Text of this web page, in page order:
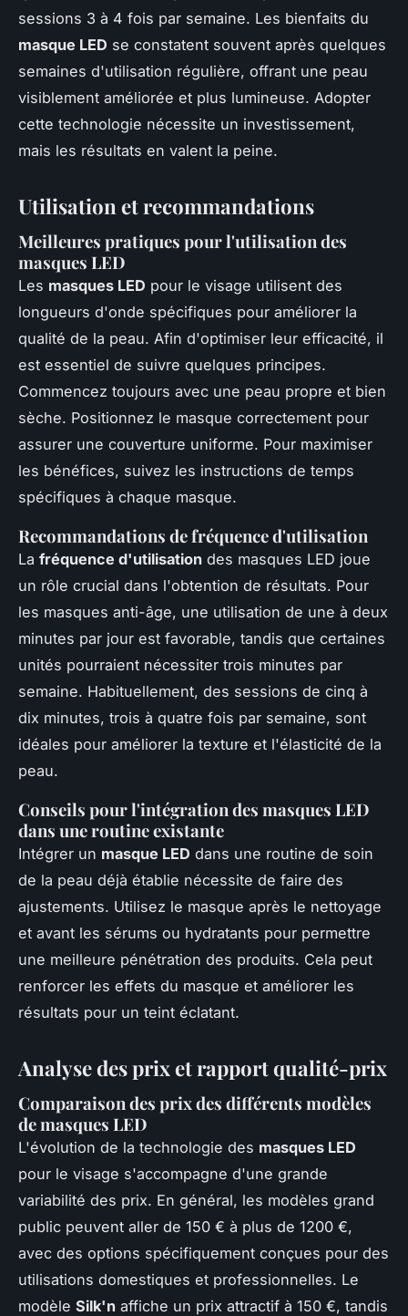
sessions 3 à 4 fois par semaine. Les bienfaits du
masque LED se constatent souvent après quelques
semaines d'utilisation régulière, offrant une peau
visiblement améliorée et plus lumineuse. Adopter
cette technologie nécessite un investissement,
mais les résultats en valent la peine.
Utilisation et recommandations
Meilleures pratiques pour l'utilisation des
masques LED
Les masques LED pour le visage utilisent des
longueurs d'onde spécifiques pour améliorer la
qualité de la peau. Afin d'optimiser leur efficacité, il
est essentiel de suivre quelques principes.
Commencez toujours avec une peau propre et bien
sèche. Positionnez le masque correctement pour
assurer une couverture uniforme. Pour maximiser
les bénéfices, suivez les instructions de temps
spécifiques à chaque masque.
Recommandations de fréquence d'utilisation
La fréquence d'utilisation des masques LED joue
un rôle crucial dans l'obtention de résultats. Pour
les masques anti-âge, une utilisation de une à deux
minutes par jour est favorable, tandis que certaines
unités pourraient nécessiter trois minutes par
semaine. Habituellement, des sessions de cinq à
dix minutes, trois à quatre fois par semaine, sont
idéales pour améliorer la texture et l'élasticité de la
peau.
Conseils pour l'intégration des masques LED
dans une routine existante
Intégrer un masque LED dans une routine de soin
de la peau déjà établie nécessite de faire des
ajustements. Utilisez le masque après le nettoyage
et avant les sérums ou hydratants pour permettre
une meilleure pénétration des produits. Cela peut
renforcer les effets du masque et améliorer les
résultats pour un teint éclatant.
Analyse des prix et rapport qualité-prix
Comparaison des prix des différents modèles
de masques LED
L'évolution de la technologie des masques LED
pour le visage s'accompagne d'une grande
variabilité des prix. En général, les modèles grand
public peuvent aller de 150 € à plus de 1200 €,
avec des options spécifiquement conçues pour des
utilisations domestiques et professionnelles. Le
modèle Silk'n affiche un prix attractif à 150 €, tandis